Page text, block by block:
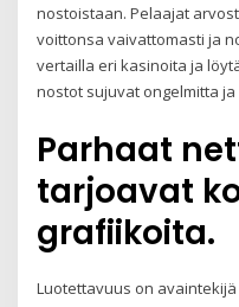
nostoistaan. Pelaajat
voittonsa vaivattomasti ja
vertailla eri kasinoita ja
nostot sujuvat ongelmitta
Parhaat
tarjoavat
grafiikoita.
Luotettavuus on